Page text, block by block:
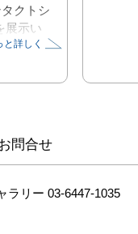
クトシ
展示い
当たっ
いま
ーキン
ともあ
と詳しく
問合せ
ラリー 03-6447-1035